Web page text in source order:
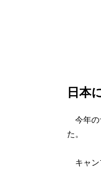
日本
今年の
た。
キャン